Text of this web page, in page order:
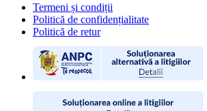
Termeni și condiții
Politică de confidențialitate
Politică de retur